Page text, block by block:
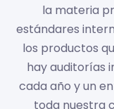
la materia
estándares
los productos
hay auditorías
cada año y un
toda nuestra